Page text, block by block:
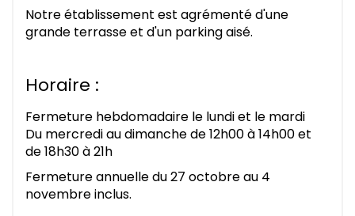
Notre établissement est agrémenté d'une
grande terrasse et d'un parking aisé.
Horaire :
Fermeture hebdomadaire le lundi et le mardi
Du mercredi au dimanche de 12h00 à 14h00 et
de 18h30 à 21h
Fermeture annuelle du 27 octobre au 4
novembre inclus.